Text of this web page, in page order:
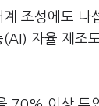
조성에도 나
자율 제조